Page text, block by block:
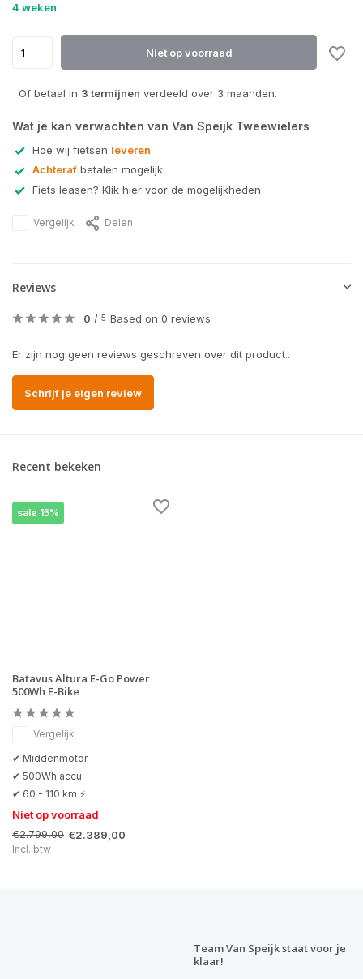
Uitverkocht
4 weken
Niet op voorraad
Of betaal in 3 termijnen verdeeld over 3 maanden.
Wat je kan verwachten van Van Speijk Tweewielers
Hoe wij fietsen leveren
Achteraf betalen mogelijk
Fiets leasen? Klik hier voor de mogelijkheden
Vergelijk Delen
Reviews
0 / 5 Based on 0 reviews
Er zijn nog geen reviews geschreven over dit product..
Schrijf je eigen review
Recent bekeken
sale 15%
Batavus Altura E-Go Power
500Wh E-Bike
Vergelijk
✔ Middenmotor
✔ 500Wh accu
✔ 60 - 110 km ⚡
Niet op voorraad
€2.799,00 €2.389,00
Incl. btw
Team Van Speijk staat voor je
klaar!